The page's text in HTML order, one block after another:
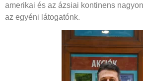
amerikai és az ázsiai kontinens
az egyéni látogatónk.